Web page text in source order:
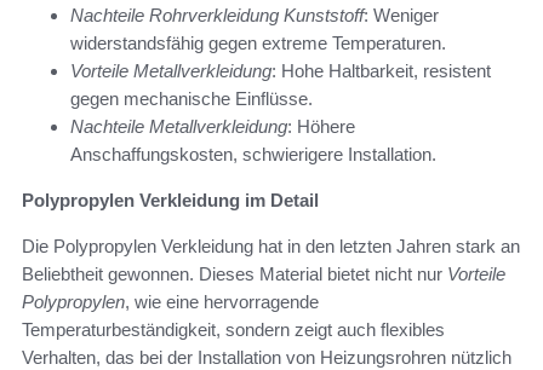
Nachteile Rohrverkleidung Kunststoff: Weniger
widerstandsfähig gegen extreme Temperaturen.
Vorteile Metallverkleidung: Hohe Haltbarkeit, resistent
gegen mechanische Einflüsse.
Nachteile Metallverkleidung: Höhere
Anschaffungskosten, schwierigere Installation.
Polypropylen Verkleidung im Detail
Die Polypropylen Verkleidung hat in den letzten Jahren stark an
Beliebtheit gewonnen. Dieses Material bietet nicht nur Vorteile
Polypropylen, wie eine hervorragende
Temperaturbeständigkeit, sondern zeigt auch flexibles
Verhalten, das bei der Installation von Heizungsrohren nützlich